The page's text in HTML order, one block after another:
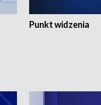
Punkt widzenia